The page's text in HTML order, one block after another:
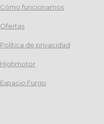
Cómo funcionamos
Ofertas
Política de privacidad
Highmotor
Espacio Furgo